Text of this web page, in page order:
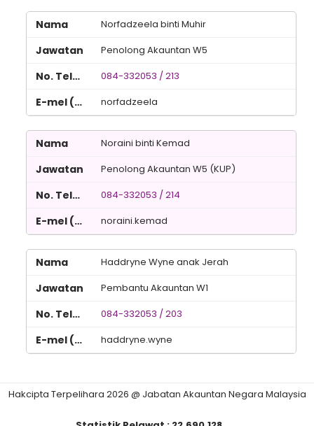
Norfadzeela binti Muhir
Penolong Akauntan W5
084-332053 / 213
norfadzeela
Noraini binti Kemad
Penolong Akauntan W5 (KUP)
084-332053 / 214
noraini.kemad
Haddryne Wyne anak Jerah
Pembantu Akauntan W1
084-332053 / 203
haddryne.wyne
Hakcipta Terpelihara 2026 @ Jabatan Akauntan Negara Malaysia